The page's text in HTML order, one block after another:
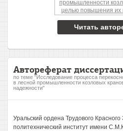
Читать
Автореферат
по теме "Исследование процесса
в лесной промышленности козловых
надежности"
Уральский ордена Трудового
политехнический институт имени